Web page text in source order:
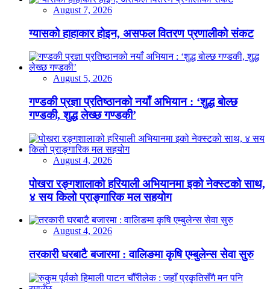
August 7, 2026
ग्यासको हाहाकार होइन, असफल वितरण प्रणालीको संकट
August 5, 2026
गण्डकी प्रज्ञा प्रतिष्ठानको नयाँ अभियान : ‘शुद्ध बोल्छ
गण्डकी, शुद्ध लेख्छ गण्डकी’
August 4, 2026
पोखरा रङ्गशालाको हरियाली अभियानमा इको नेक्स्टको साथ,
४ सय किलो प्राङ्गारिक मल सहयोग
August 4, 2026
तरकारी घरबाटै बजारमा : वालिङमा कृषि एम्बुलेन्स सेवा सुरु